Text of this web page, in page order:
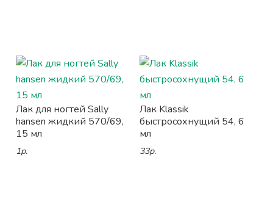
Лак для ногтей Sally
hansen жидкий 570/69,
15 мл
1р.
Лак Klassik
быстросохнущий 54, 6
мл
33р.